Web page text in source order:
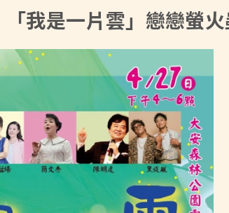
「我是一片雲」戀戀螢